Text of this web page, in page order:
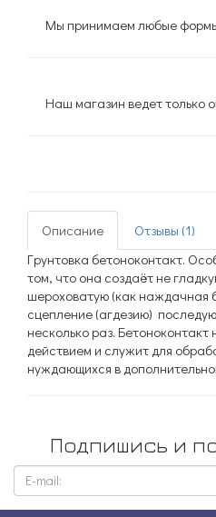
Мы принимаем любые
Наш магазин ведет только
Описание
Отзывы (1)
Грунтовка бетоноконтакт.
том, что она создаёт не
шероховатую (как наждачная
сцепление (агдезию)
несколько раз.
действием и служит для
нуждающихся в
Подпишись и